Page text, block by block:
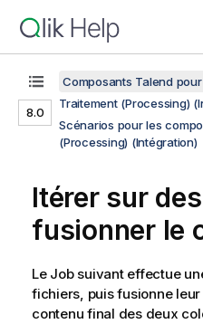
8.0
Composants Talend
Traitement (Processing)
Scénarios pour les
(Processing) (Intégration)
Itérer sur
fusionner le
Le Job suivant effectue
fichiers, puis fusionne
contenu final des deux